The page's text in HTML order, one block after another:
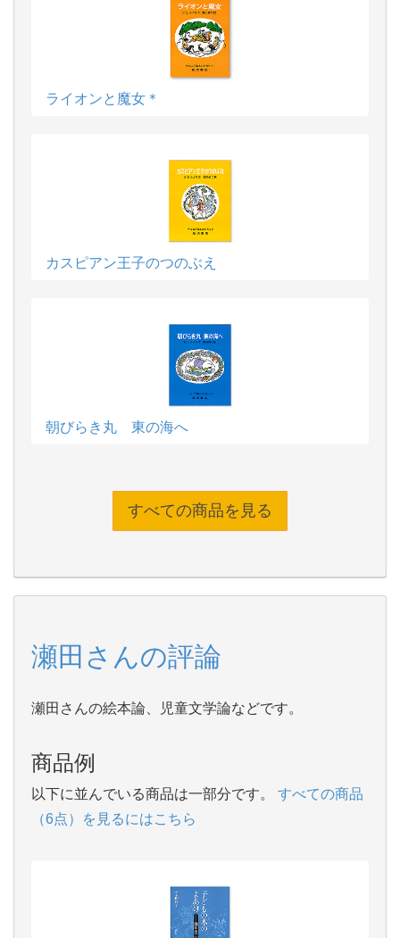
ライオンと魔女＊
カスピアン王子のつのぶえ
朝びらき丸 東の海へ
すべての商品を見る
瀬田さんの評論
瀬田さんの絵本論、児童文学論などです。
商品例
以下に並んでいる商品は一部分です。
すべての商品
（6点）を見るにはこちら